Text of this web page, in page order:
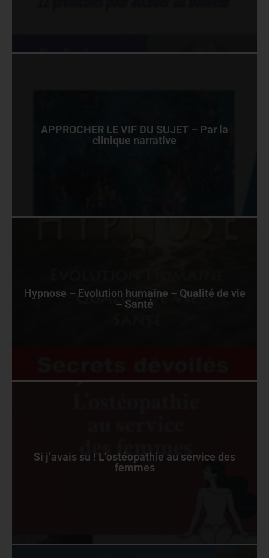
APPROCHER LE VIF DU SUJET – Par la
clinique narrative
Hypnose – Evolution humaine – Qualité de vie
– Santé
Si j’avais su ! L’ostéopathie au service des
femmes